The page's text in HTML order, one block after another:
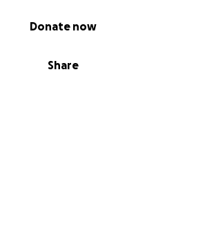
Share
Donate now